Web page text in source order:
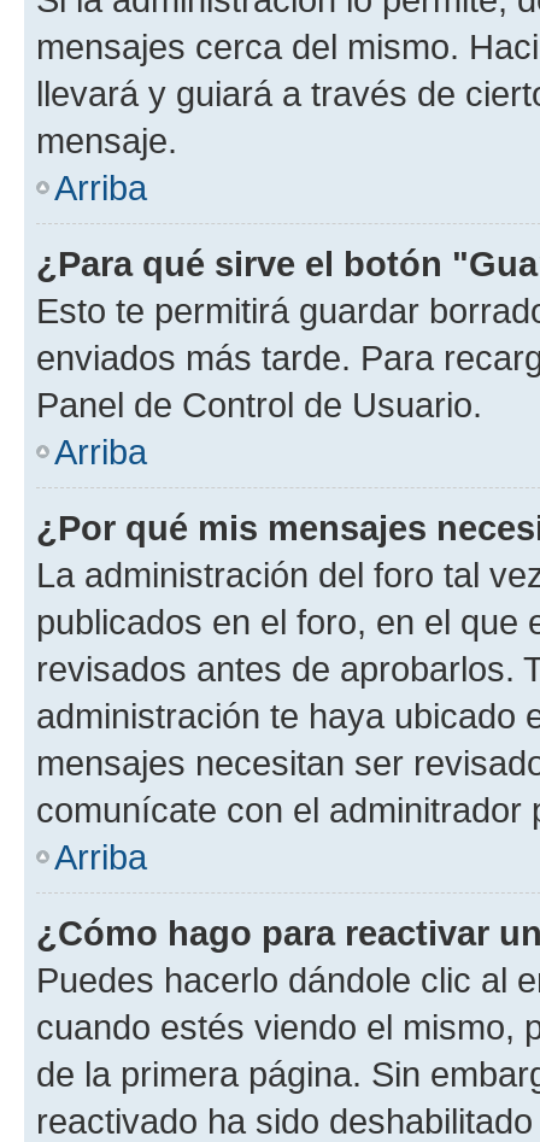
mensajes cerca del mismo.
llevará y guiará a través de
mensaje.
Arriba
¿Para qué sirve el botón
Esto te permitirá guardar
enviados más tarde. Para
Panel de Control de Usuario.
Arriba
¿Por qué mis mensajes
La administración del foro tal
publicados en el foro, en el
revisados antes de aprobarlos.
administración te haya ubicado
mensajes necesitan ser
comunícate con el
Arriba
¿Cómo hago para reactivar
Puedes hacerlo dándole clic al
cuando estés viendo el mismo,
de la primera página. Sin
reactivado ha sido